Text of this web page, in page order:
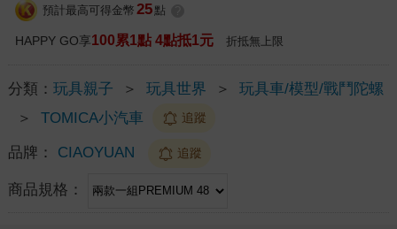
預計最高可得金幣 25 點
HAPPY GO享100累1點 4點抵1元 折抵無上限
分類： 玩具親子 ＞ 玩具世界 ＞
玩具車/模型/戰鬥陀螺
＞
TOMICA小汽車 追蹤
品牌： CIAOYUAN 追蹤
商品規格：